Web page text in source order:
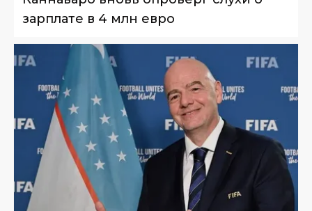
зарплате в 4 млн евро